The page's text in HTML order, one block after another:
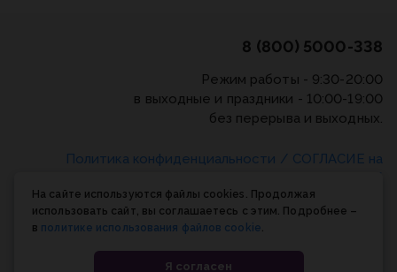
8 (800) 5000-338
Режим работы - 9:30-20:00
в выходные и праздники - 10:00-19:00
без перерыва и выходных.
Политика конфиденциальности / СОГЛАСИЕ на
использовании cookie-файлов
На сайте используются файлы cookies. Продолжая
использовать сайт, вы соглашаетесь с этим. Подробнее –
в политике использования файлов cookie.
Я согласен